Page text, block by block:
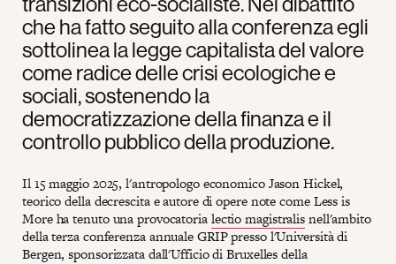
che ha fatto seguito alla conferenza egli
sottolinea la legge capitalista del valore
come radice delle crisi ecologiche e
sociali, sostenendo la
democratizzazione della finanza e il
controllo pubblico della produzione.
Il 15 maggio 2025, l'antropologo economico Jason Hickel,
teorico della decrescita e autore di opere note come Less is
More ha tenuto una provocatorialectio magistralisnell'ambito
della terza conferenza annuale GRIP presso l'Università di
Bergen, sponsorizzata dall'Ufficio di Bruxelles della